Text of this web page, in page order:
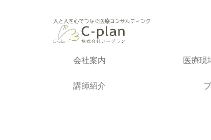
会社案内 医療現
講師紹介